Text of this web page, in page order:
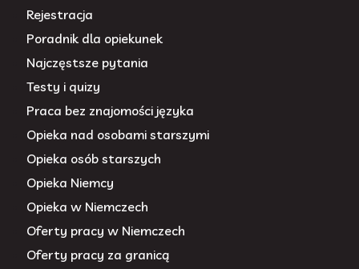
Rejestracja
Poradnik dla opiekunek
Najczęstsze pytania
Testy i quizy
Praca bez znajomości języka
Opieka nad osobami starszymi
Opieka osób starszych
Opieka Niemcy
Opieka w Niemczech
Oferty pracy w Niemczech
Oferty pracy za granicą